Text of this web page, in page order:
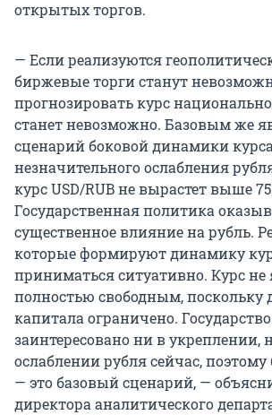
открытых торгов.
— Если реализуются
биржевые торги станут
прогнозировать курс
станет невозможно. Базовым же
сценарий боковой динамики
незначительного ослабления
курс USD/RUB не вырастет выше
Государственная политика
существенное влияние на рубль.
которые формируют динамику
приниматься ситуативно. Курс не
полностью свободным, поскольку
капитала ограничено.
заинтересовано ни в укреплении,
ослаблении рубля сейчас,
— это базовый сценарий, —
директора аналитического